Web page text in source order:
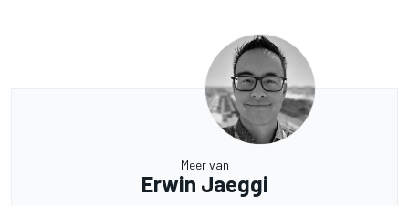
Meer van
Erwin Jaeggi